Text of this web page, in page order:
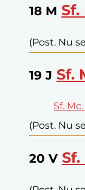
18 M
(Post. Nu
19 J Sf.
Sf.
(Post. Nu
20 V